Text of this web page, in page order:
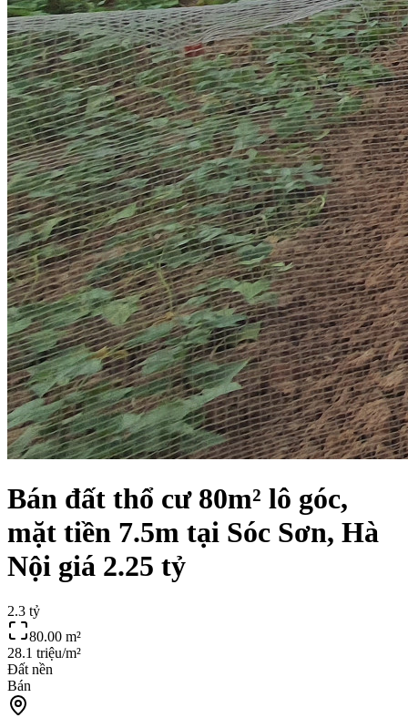
Bán đất thổ cư 80m² lô góc,
mặt tiền 7.5m tại Sóc Sơn, Hà
Nội giá 2.25 tỷ
2.3 tỷ
80.00 m²
28.1 triệu/m²
Đất nền
Bán